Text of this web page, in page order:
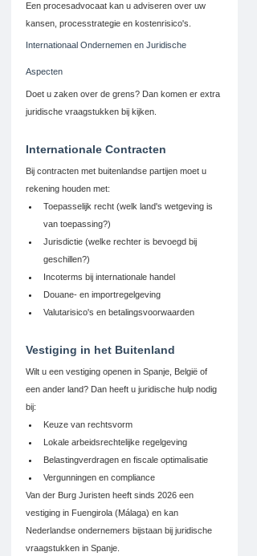
Een procesadvocaat kan u adviseren over uw
kansen, processtrategie en kostenrisico's.
Internationaal Ondernemen en Juridische
Aspecten
Doet u zaken over de grens? Dan komen er extra
juridische vraagstukken bij kijken.
Internationale Contracten
Bij contracten met buitenlandse partijen moet u
rekening houden met:
Toepasselijk recht (welk land's wetgeving is
van toepassing?)
Jurisdictie (welke rechter is bevoegd bij
geschillen?)
Incoterms bij internationale handel
Douane- en importregelgeving
Valutarisico's en betalingsvoorwaarden
Vestiging in het Buitenland
Wilt u een vestiging openen in Spanje, België of
een ander land? Dan heeft u juridische hulp nodig
bij:
Keuze van rechtsvorm
Lokale arbeidsrechtelijke regelgeving
Belastingverdragen en fiscale optimalisatie
Vergunningen en compliance
Van der Burg Juristen heeft sinds 2026 een
vestiging in Fuengirola (Málaga) en kan
Nederlandse ondernemers bijstaan bij juridische
vraagstukken in Spanje.